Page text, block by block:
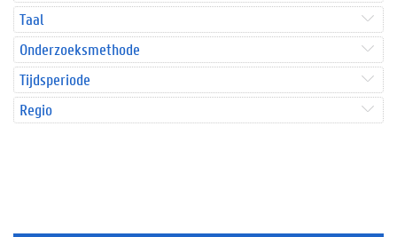
Taal
Onderzoeksmethode
Tijdsperiode
Regio